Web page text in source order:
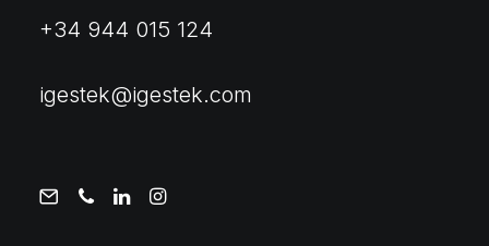
+34 944 015 124
igestek@igestek.com